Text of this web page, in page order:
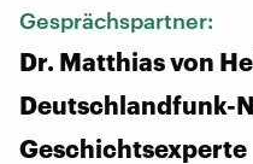
Gesprächspartner:
Dr. Matthias von
Deutschlandfunk-
Geschichtsexperte